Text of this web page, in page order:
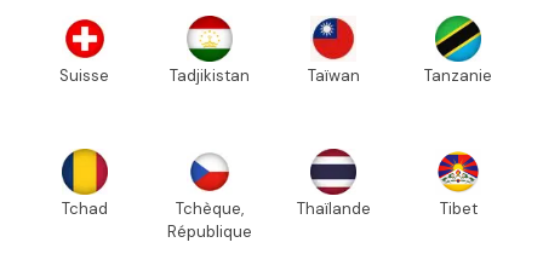
Suisse Tadjikistan Taïwan Tanzanie
Tchad
Tchèque,
République
Thaïlande Tibet